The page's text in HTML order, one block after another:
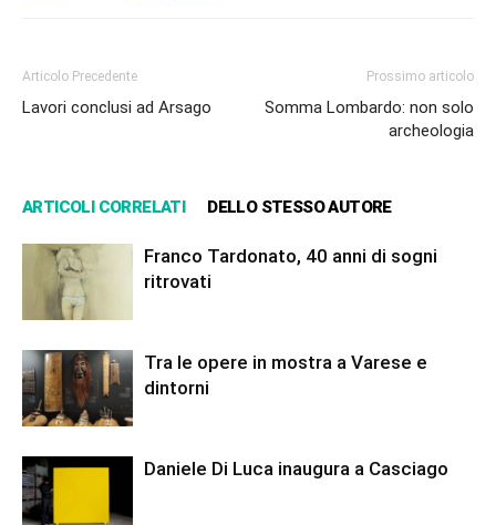
Articolo Precedente
Lavori conclusi ad Arsago
Prossimo articolo
Somma Lombardo: non solo
archeologia
ARTICOLI CORRELATI DELLO STESSO AUTORE
Franco Tardonato, 40 anni di sogni
ritrovati
Tra le opere in mostra a Varese e
dintorni
Daniele Di Luca inaugura a Casciago